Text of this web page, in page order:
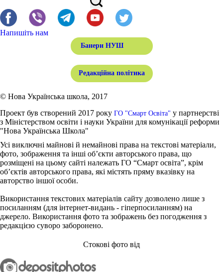
Напишіть нам
Банери НУШ
Редакційна політика
© Нова Українська школа, 2017
Проект був створений 2017 року ГО "Смарт Освіта" у партнерстві
з Міністерством освіти і науки України для комунікації реформи
"Нова Українська Школа"
Усі виключні майнові й немайнові права на текстові матеріали,
фото, зображення та інші об’єкти авторського права, що
розміщені на цьому сайті належать ГО “Смарт освіта”, крім
об’єктів авторського права, які містять пряму вказівку на
авторство іншої особи.
Використання текстових матеріалів сайту дозволено лише з
посиланням (для інтернет-видань - гіперпосиланням) на
джерело. Використання фото та зображень без погодження з
редакцією суворо заборонено.
Стокові фото від